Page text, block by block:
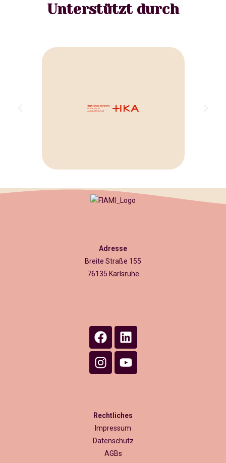
Unterstützt durch
Adresse
Breite Straße 155
76135 Karlsruhe
Rechtliches
Impressum
Datenschutz
AGBs